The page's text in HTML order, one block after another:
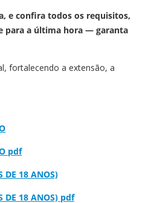
e confira todos os requisitos,
para a última hora — garanta
fortalecendo a extensão, a
pdf
DE 18 ANOS)
DE 18 ANOS) pdf